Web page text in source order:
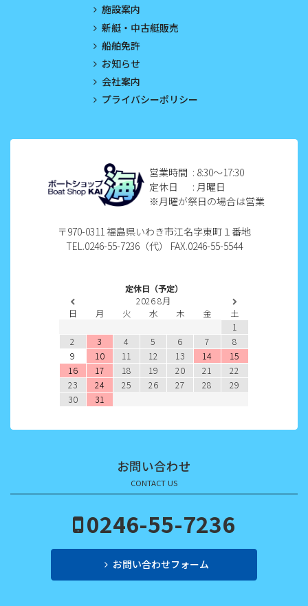
2022年11月
2022年9月
2022年7月
2022年5月
2022年4月
2022年3月
2022年2月
施設案内
新艇・中古艇販売
船舶免許
お知らせ
会社案内
プライバシーポリシー
営業時間 : 8:30〜17:30
定休日
: 月曜日
※月曜が祭日の場合は営業
〒970-0311 福島県いわき市江名字東町１番地
TEL.0246-55-7236（代） FAX.0246-55-5544
定休日（予定）
20268月
日
月 火 水 木 金
土
1
2
3 4 5 6 7
8
9
10 11 12 13 14
15
16
17 18 19 20 21
22
23
24 25 26 27 28
29
30
31
お問い合わせ
CONTACT US
0246-55-7236
お問い合わせフォーム